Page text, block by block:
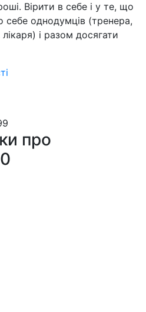
Вірити в себе і у те, що
себе однодумців (тренера,
і разом досягати
про
0